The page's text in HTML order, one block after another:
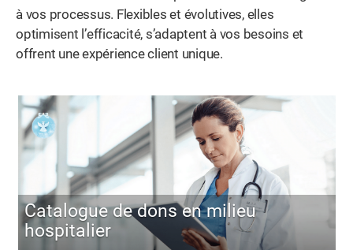
à vos processus. Flexibles et évolutives, elles
optimisent l’efficacité, s’adaptent à vos besoins et
offrent une expérience client unique.
Catalogue de dons en milieu
hospitalier